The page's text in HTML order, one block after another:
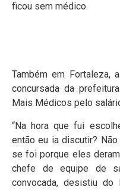
ficou sem médico.
Também em Fortaleza,
concursada da
Mais Médicos pelo
“Na hora que fui
então eu ia discutir?
se foi porque eles
chefe de equipe de
convocada, desistiu